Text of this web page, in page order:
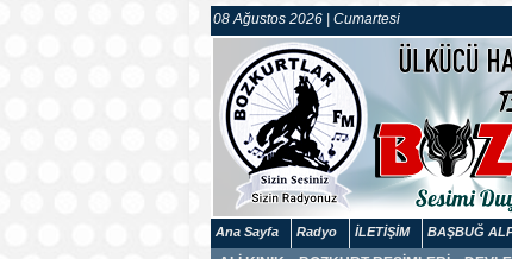
08 Ağustos 2026 | Cumartesi
Ana Sayfa Radyo İLETİŞİM BAŞBUĞ